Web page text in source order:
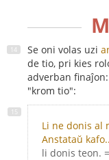
Se oni volas uzi
de tio, pri kies
adverban finaĵon:
"krom tio":
Li ne donis al
Anstataŭ
li donis teon.